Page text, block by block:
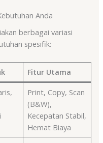
Anda
berbagai variasi
spesifik:
Fitur Utama
Print, Copy, Scan
(B&W),
Kecepatan Stabil,
Hemat Biaya